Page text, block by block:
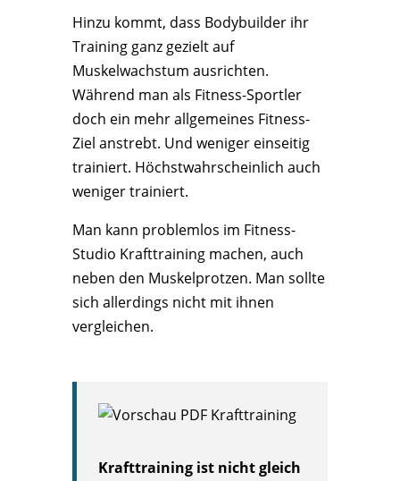
Hinzu kommt, dass Bodybuilder ihr
Training ganz gezielt auf
Muskelwachstum ausrichten.
Während man als Fitness-Sportler
doch ein mehr allgemeines Fitness-
Ziel anstrebt. Und weniger einseitig
trainiert. Höchstwahrscheinlich auch
weniger trainiert.
Man kann problemlos im Fitness-
Studio Krafttraining machen, auch
neben den Muskelprotzen. Man sollte
sich allerdings nicht mit ihnen
vergleichen.
Krafttraining ist nicht gleich